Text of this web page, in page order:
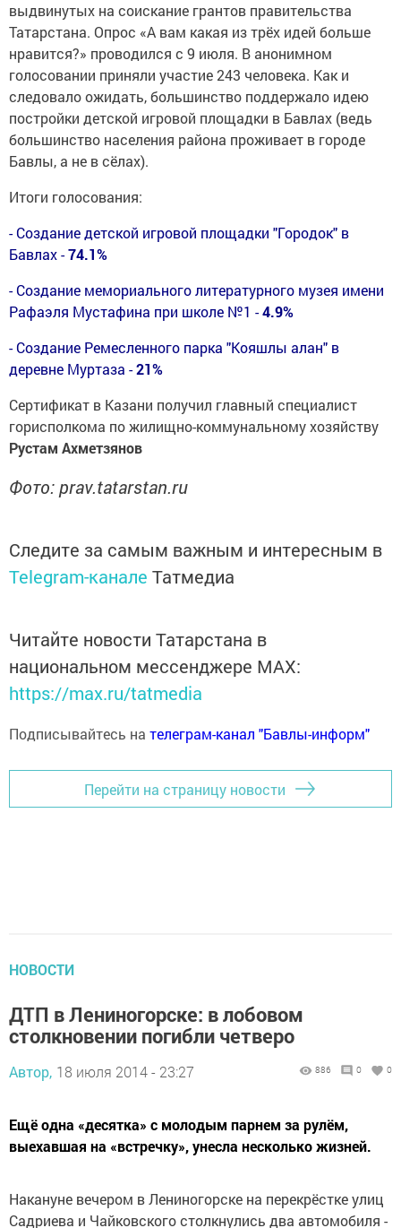
выдвинутых на соискание грантов правительства
Татарстана. Опрос «А вам какая из трёх идей больше
нравится?» проводился с 9 июля. В анонимном
голосовании приняли участие 243 человека. Как и
следовало ожидать, большинство поддержало идею
постройки детской игровой площадки в Бавлах (ведь
большинство населения района проживает в городе
Бавлы, а не в сёлах).
Итоги голосования:
- Создание детской игровой площадки "Городок" в
Бавлах -74.1%
- Создание мемориального литературного музея имени
Рафаэля Мустафина при школе №1 -4.9%
- Создание Ремесленного парка "Кояшлы алан" в
деревне Муртаза -21%
Сертификат в Казани получил главный специалист
горисполкома по жилищно-коммунальному хозяйству
Рустам Ахметзянов
Фото: prav.tatarstan.ru
Следите за самым важным и интересным в
Telegram-канале Татмедиа
Читайте новости Татарстана в
национальном мессенджере MАХ:
https://max.ru/tatmedia
Подписывайтесь на телеграм-канал "Бавлы-информ"
Перейти на страницу новости
НОВОСТИ
ДТП в Лениногорске: в лобовом
столкновении погибли четверо
Автор, 18 июля 2014 - 23:27 886 0 0
Ещё одна «десятка» с молодым парнем за рулём,
выехавшая на «встречку», унесла несколько жизней.
Накануне вечером в Лениногорске на перекрёстке улиц
Садриева и Чайковского столкнулись два автомобиля -